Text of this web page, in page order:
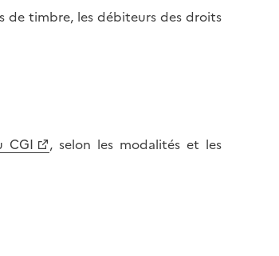
de timbre, les débiteurs des droits
CGI
, selon les modalités et les